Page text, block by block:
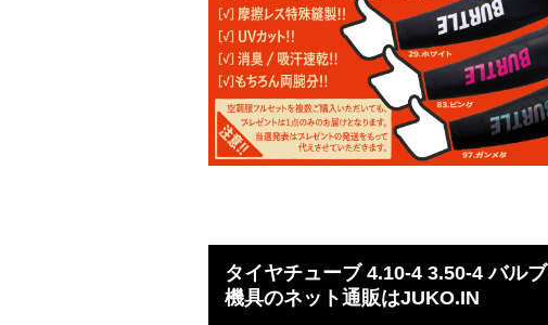
タイヤチューブ 4.10-4 3.50-4 バル
機具のネット通販はJUKO.IN